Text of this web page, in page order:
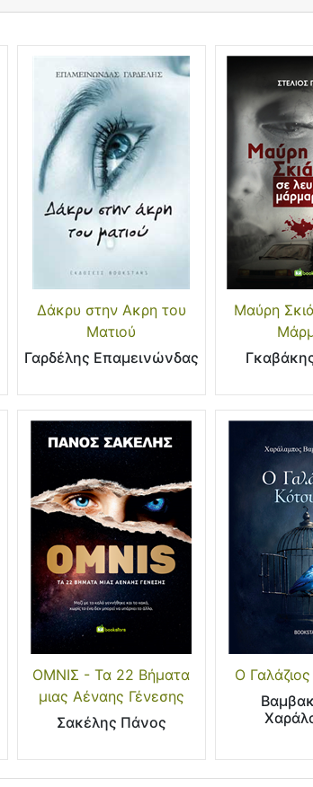
Δάκρυ στην Ακρη του
Ματιού
Γαρδέλης Επαμεινώνδας
Μαύρη
ΟΜΝΙΣ - Τα 22 Βήματα
μιας Αέναης Γένεσης
Σακέλης Πάνος
Ο